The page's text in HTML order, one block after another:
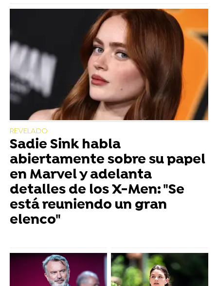
REVELADO
Sadie Sink habla
abiertamente sobre su papel
en Marvel y adelanta
detalles de los X-Men: "Se
está reuniendo un gran
elenco"